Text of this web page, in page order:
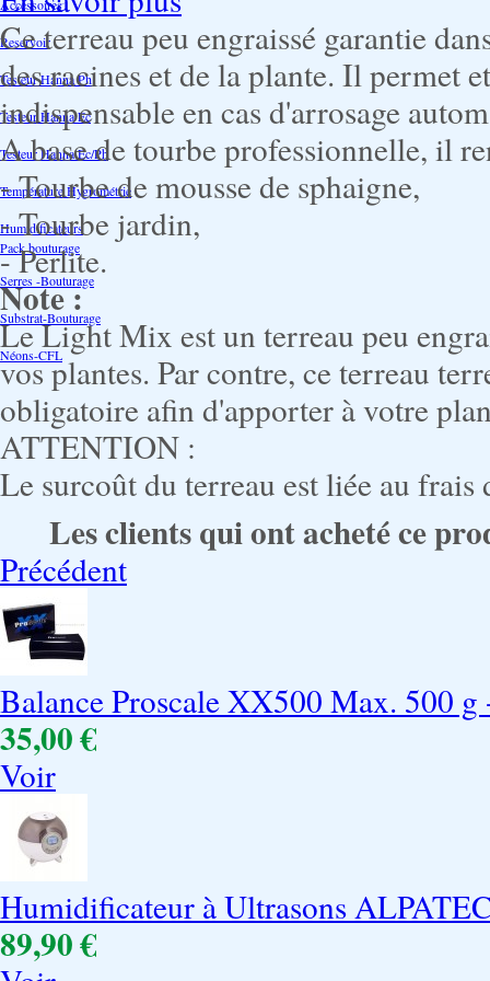
Accessoires
Reservoir
Testeur Hanna Ph
Testeur Hanna Ec
Testeur Hanna Ec/Ph
Température Hygrométrie
Humidificateurs
Pack bouturage
Serres -Bouturage
Substrat-Bouturage
Néons-CFL
Ce terreau peu engraissé garantie
des racines et de la plante. Il permet
indispensable en cas d'arrosage
A base de tourbe professionnelle, il
- Tourbe de mousse de sphaigne,
- Tourbe jardin,
- Perlite.
Note :
Le Light Mix est un terreau peu
vos plantes. Par contre, ce terreau
obligatoire afin d'apporter à votre
ATTENTION :
Le surcoût du terreau est liée au frais
Les clients qui ont acheté ce
Précédent
Balance Proscale XX500 Max. 500 g
35,00 €
Voir
Humidificateur à Ultrasons
89,90 €